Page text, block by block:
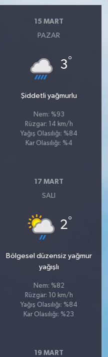
15 MART
PAZAR
3°
Şiddetli yağmurlu
Nem: %93
Rüzgar: 14 km/h
Yağış Olasılığı: %84
Kar Olasılığı: %4
17 MART
SALI
2°
Bölgesel düzensiz yağmur
yağışlı
Nem: %82
Rüzgar: 10 km/h
Yağış Olasılığı: %84
Kar Olasılığı: %23
19 MART